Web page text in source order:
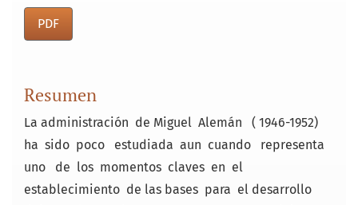
PDF
Resumen
La administración de Miguel Alemán ( 1946-1952)
ha sido poco estudiada aun cuando representa
uno de los momentos claves en el
establecimiento de las bases para el desarrollo